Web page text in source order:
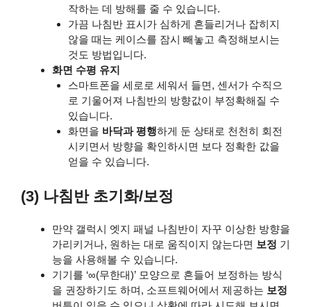
작하는 데 방해를 줄 수 있습니다.
가끔 나침반 표시가 심하게 흔들리거나 잡히지
않을 때는 케이스를 잠시 빼놓고 측정해보시는
것도 방법입니다.
화면 수평 유지
스마트폰을 세로로 세워서 들면, 센서가 수직으
로 기울어져 나침반의 방향값이 부정확해질 수
있습니다.
화면을 바닥과 평행하게 둔 상태로 천천히 회전
시키면서 방향을 확인하시면 보다 정확한 값을
얻을 수 있습니다.
(3) 나침반 초기화/보정
만약 갤럭시 엣지 패널 나침반이 자꾸 이상한 방향을
가리키거나, 원하는 대로 움직이지 않는다면 보정 기
능을 사용해볼 수 있습니다.
기기를 ‘∞(무한대)’ 모양으로 흔들어 보정하는 방식
을 권장하기도 하며, 소프트웨어에서 제공하는 보정